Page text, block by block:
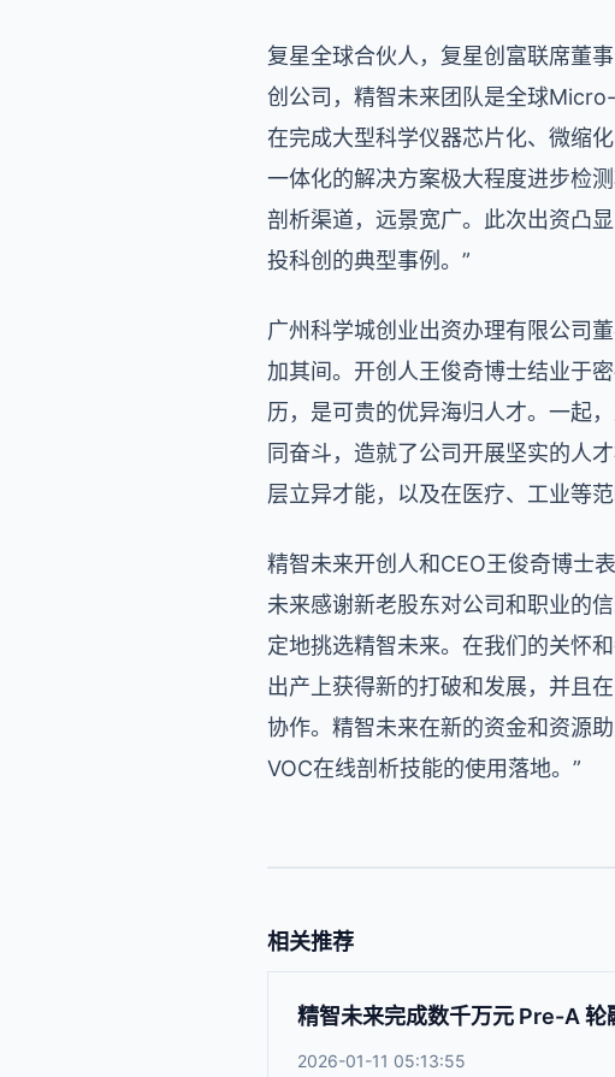
复星全球合伙人，复星创富联席董
创公司，精智未来团队是全球
在完成大型科学仪器芯片化、微缩
一体化的解决方案极大程度进步检
剖析渠道，远景宽广。此次出资凸
投科创的典型事例。”
广州科学城创业出资办理有限公司
加其间。开创人王俊奇博士结业于
历，是可贵的优异海归人才。一起
同奋斗，造就了公司开展坚实的人
层立异才能，以及在医疗、工业等
精智未来开创人和CEO王俊奇博士
未来感谢新老股东对公司和职业的
定地挑选精智未来。在我们的关怀
出产上获得新的打破和发展，并且
协作。精智未来在新的资金和资源
VOC在线剖析技能的使用落地。”
相关推荐
精智未来完成数千万元 Pre-A
2026-01-11 05:13:55